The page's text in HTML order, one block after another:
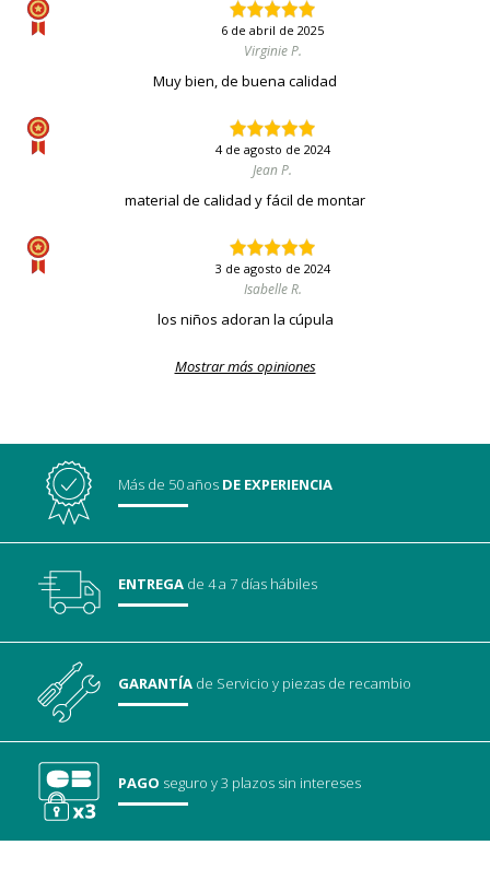
6 de abril de 2025
Virginie P.
Muy bien, de buena calidad
4 de agosto de 2024
Jean P.
material de calidad y fácil de montar
3 de agosto de 2024
Isabelle R.
los niños adoran la cúpula
Mostrar más opiniones
Más de 50 años DE EXPERIENCIA
ENTREGA de 4 a 7 días hábiles
GARANTÍA de Servicioy piezas de recambio
PAGO seguroy 3 plazos sin intereses